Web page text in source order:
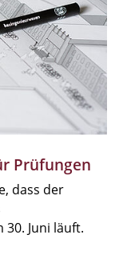
Prüfungen
dass der
Juni läuft.